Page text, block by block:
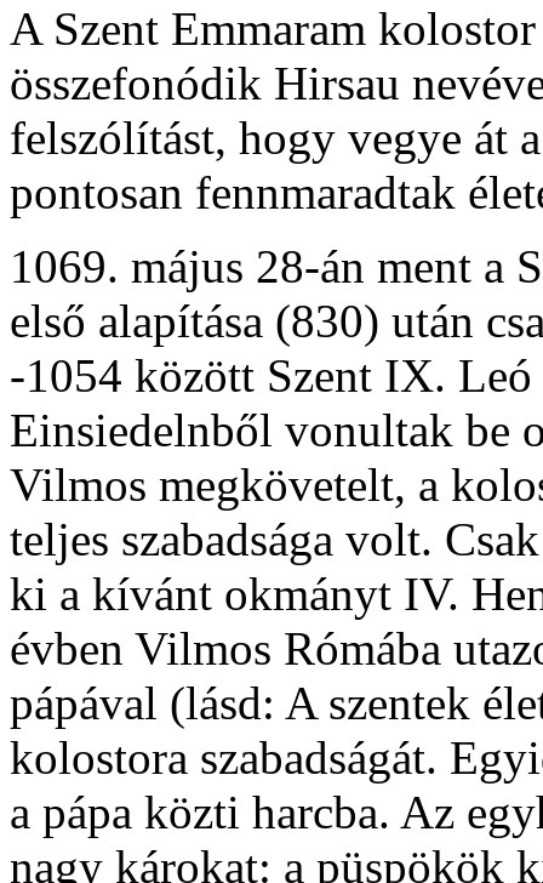
A Szent Emmaram
összefonódik Hirsau
felszólítást, hogy vegye át
pontosan fennmaradtak
1069. május 28-án ment a
első alapítása (830) után
-1054 között Szent IX.
Einsiedelnből vonultak be
Vilmos megkövetelt, a
teljes szabadsága volt.
ki a kívánt okmányt IV.
évben Vilmos Rómába
pápával (lásd: A szentek
kolostora szabadságát.
a pápa közti harcba. Az
nagy károkat: a püspökök